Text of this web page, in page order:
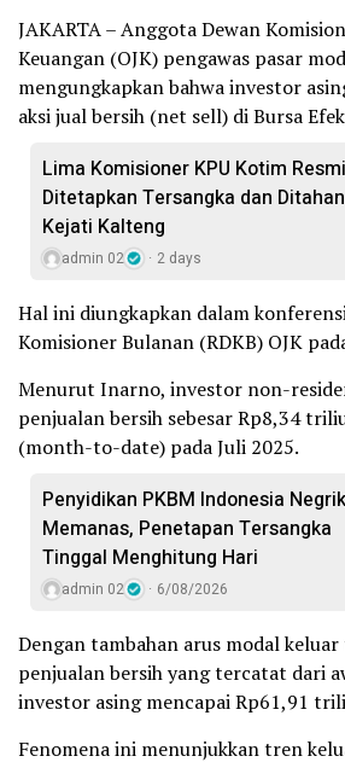
JAKARTA – Anggota Dewan
Keuangan (OJK) pengawas pasar
mengungkapkan bahwa investor
aksi jual bersih (net sell) di Bursa
Lima Komisioner KPU Kotim Resmi
Ditetapkan Tersangka dan Ditahan
Kejati Kalteng
admin 02 2 days
Hal ini diungkapkan dalam
Komisioner Bulanan (RDKB) OJK
Menurut Inarno, investor non-
penjualan bersih sebesar Rp8,34
(month-to-date) pada Juli 2025.
Penyidikan PKBM Indonesia
Memanas, Penetapan Tersangka
Tinggal Menghitung Hari
admin 02 6/08/2026
Dengan tambahan arus modal
penjualan bersih yang tercatat dari
investor asing mencapai Rp61,91
Fenomena ini menunjukkan tren